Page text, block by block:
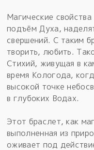
Магические
подъём Духа,
свершений. С таким
творить, любить.
Стихий, живущая в
время Кологода,
высокой точке
в глубоких Водах.
Этот браслет, как
выполненная из
оживает под